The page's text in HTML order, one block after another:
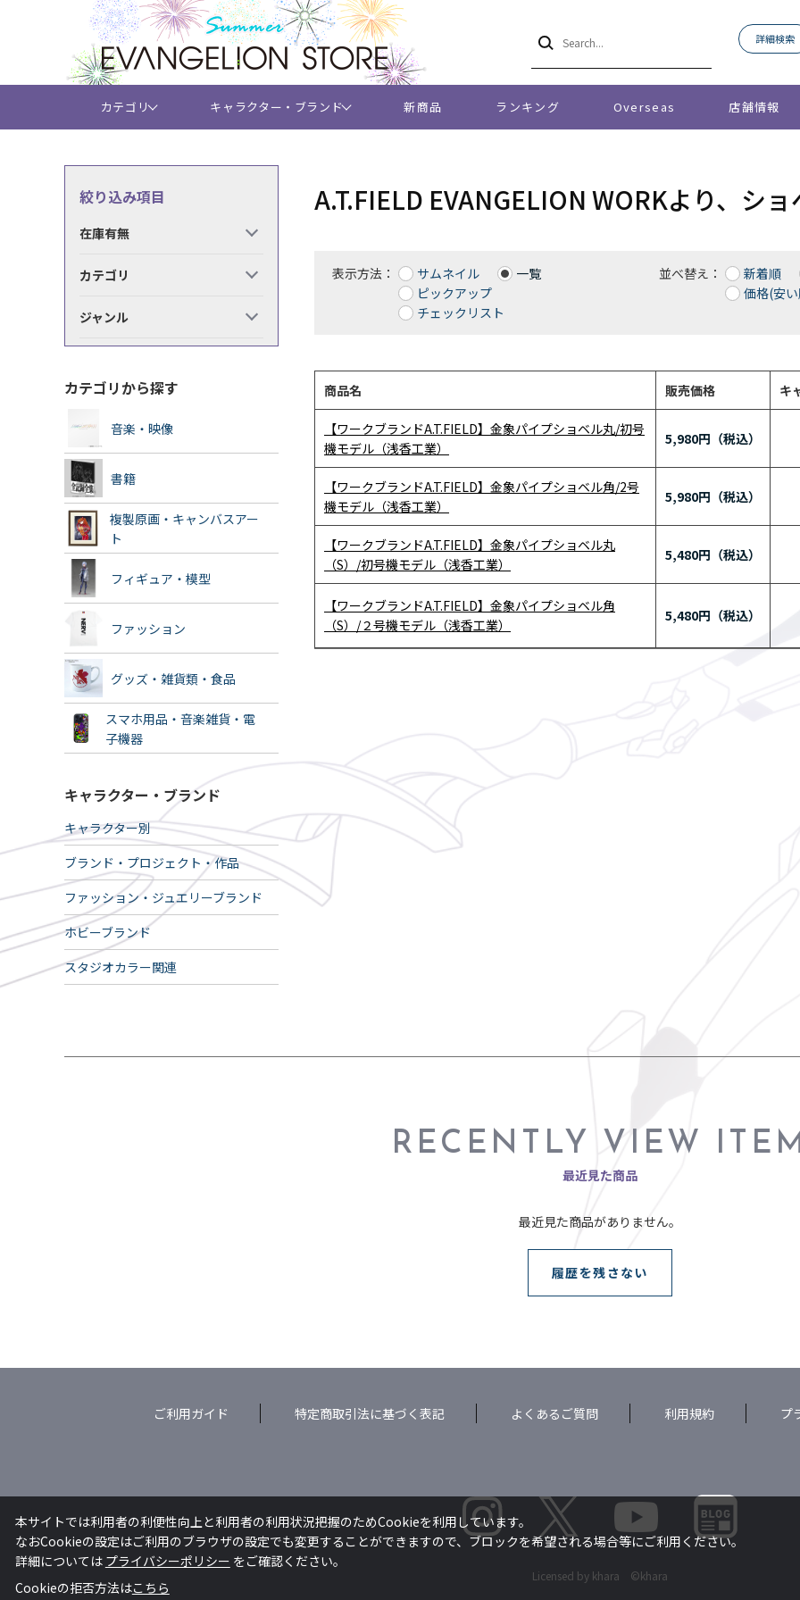
詳細検索
カテゴリ キャラクター・ブランド 新商品 ランキング Overseas 店舗情報
絞り込み項目
在庫有無
カテゴリ
ジャンル
カテゴリから探す
音楽・映像
書籍
複製原画・キャンバスアー
ト
フィギュア・模型
ファッション
グッズ・雑貨類・食品
スマホ用品・音楽雑貨・電
子機器
キャラクター・ブランド
キャラクター別
ブランド・プロジェクト・作品
ファッション・ジュエリーブランド
ホビーブランド
スタジオカラー関連
A.T.FIELD EVANGELION WORKより、シ
表示方法： サムネイル
一覧
ピックアップ
チェックリスト
並べ替え：
新着順
価格(安
商品名 販売価格 キ
【ワークブランドA.T.FIELD】金象パイプショベル丸/初号
機モデル（浅香工業）
5,980円
【ワークブランドA.T.FIELD】金象パイプショベル角/2号
機モデル（浅香工業）
5,980円
【ワークブランドA.T.FIELD】金象パイプショベル丸
（S）/初号機モデル（浅香工業）
5,480円
【ワークブランドA.T.FIELD】金象パイプショベル角
（S）/２号機モデル（浅香工業）
5,480円
RECENTLY VIEW
最近見た商品
最近見た商品がありません。
履歴を残さない
ご利用ガイド 特定商取引法に基づく表記 よくあるご質問 利用規約 プ
Licensed by khara ©khara
本サイトでは利用者の利便性向上と利用者の利用状況把握のためCookieを利用しています。
なおCookieの設定はご利用のブラウザの設定でも変更することができますので、ブロックを希望される場合等にご利用ください。
詳細については プライバシーポリシー をご確認ください。
Cookieの拒否方法はこちら